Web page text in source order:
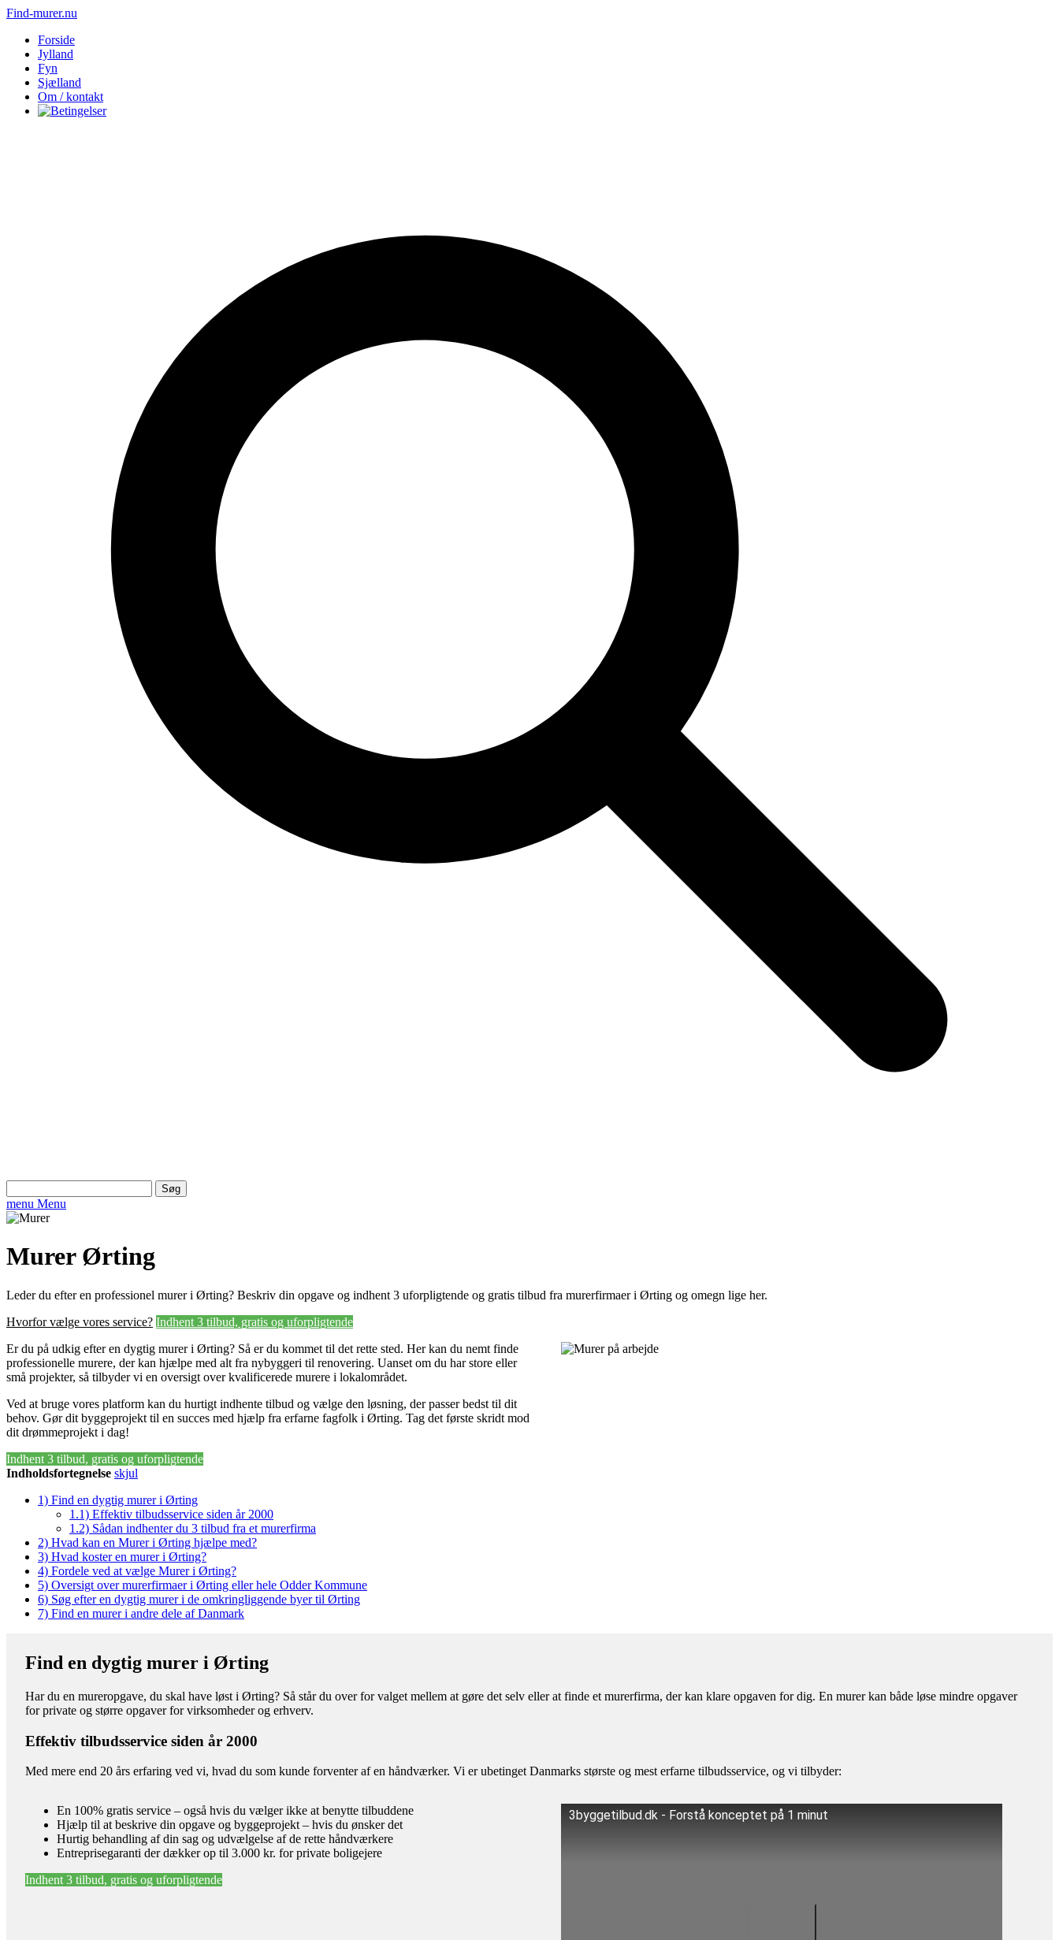
Find-murer.nu
Forside
Jylland
Fyn
Sjælland
Om / kontakt
efter:
menu Menu
Murer Ørting
Leder du efter en professionel murer i Ørting? Beskriv din opgave og indhent 3 uforpligtende og gratis tilbud fra murerfirmaer i Ørting og omegn lige her.
Hvorfor vælge vores service? Indhent 3 tilbud, gratis og uforpligtende
Er du på udkig efter en dygtig murer i Ørting? Så er du kommet til det rette sted. Her kan du nemt finde
professionelle murere, der kan hjælpe med alt fra nybyggeri til renovering. Uanset om du har store eller
små projekter, så tilbyder vi en oversigt over kvalificerede murere i lokalområdet.
Ved at bruge vores platform kan du hurtigt indhente tilbud og vælge den løsning, der passer bedst til dit
behov. Gør dit byggeprojekt til en succes med hjælp fra erfarne fagfolk i Ørting. Tag det første skridt mod
dit drømmeprojekt i dag!
Indhent 3 tilbud, gratis og uforpligtende
Indholdsfortegnelse skjul
1) Find en dygtig murer i Ørting
1.1) Effektiv tilbudsservice siden år 2000
1.2) Sådan indhenter du 3 tilbud fra et murerfirma
2) Hvad kan en Murer i Ørting hjælpe med?
3) Hvad koster en murer i Ørting?
4) Fordele ved at vælge Murer i Ørting?
5) Oversigt over murerfirmaer i Ørting eller hele Odder Kommune
6) Søg efter en dygtig murer i de omkringliggende byer til Ørting
7) Find en murer i andre dele af Danmark
Find en dygtig murer i Ørting
Har du en mureropgave, du skal have løst i Ørting? Så står du over for valget mellem at gøre det selv eller at finde et murerfirma, der kan klare opgaven for dig. En murer kan både løse mindre opgaver
for private og større opgaver for virksomheder og erhverv.
Effektiv tilbudsservice siden år 2000
Med mere end 20 års erfaring ved vi, hvad du som kunde forventer af en håndværker. Vi er ubetinget Danmarks største og mest erfarne tilbudsservice, og vi tilbyder:
En 100% gratis service – også hvis du vælger ikke at benytte tilbuddene
Hjælp til at beskrive din opgave og byggeprojekt – hvis du ønsker det
Hurtig behandling af din sag og udvælgelse af de rette håndværkere
Entreprisegaranti der dækker op til 3.000 kr. for private boligejere
Indhent 3 tilbud, gratis og uforpligtende
3byggetilbud.dk - Forstå konceptet på 1 minut